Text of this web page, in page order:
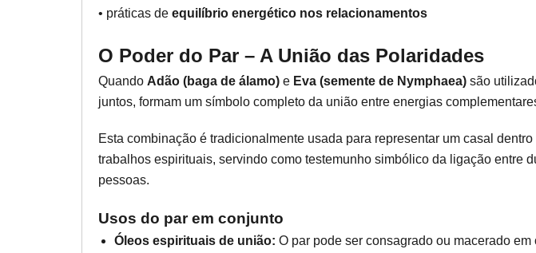
• práticas de equilíbrio energético nos relacionamentos
O Poder do Par – A União das Polaridades
Quando Adão (baga de álamo) e Eva (semente de Nymphaea) são
juntos, formam um símbolo completo da união entre energias
Esta combinação é tradicionalmente usada para representar um casal dentro
trabalhos espirituais, servindo como testemunho simbólico da ligação entre
pessoas.
Usos do par em conjunto
Óleos espirituais de união: O par pode ser consagrado ou macerado em